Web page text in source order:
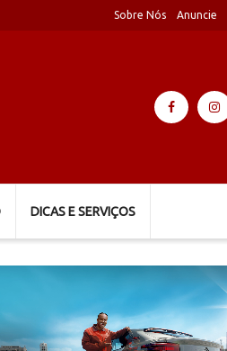
Sobre Nós Anuncie
DICAS E SERVIÇOS